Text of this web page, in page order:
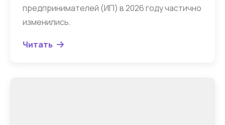
предпринимателей (ИП) в 2026 году частично
изменились.
Читать